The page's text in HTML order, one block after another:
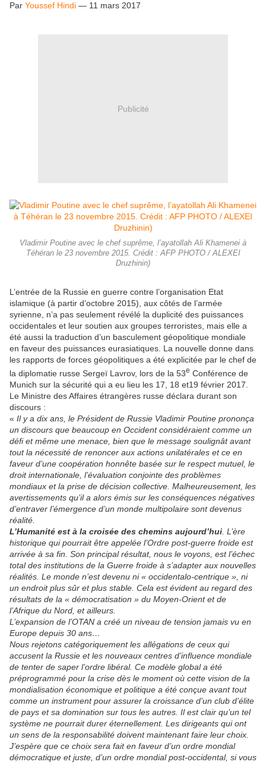
Par Youssef Hindi — 11 mars 2017
Publicité
Vladimir Poutine avec le chef suprême, l’ayatollah Ali Khamenei à
Téhéran le 23 novembre 2015. Crédit : AFP PHOTO / ALEXEI
Druzhinin)
L’entrée de la Russie en guerre contre l’organisation Etat
islamique (à partir d’octobre 2015), aux côtés de l’armée
syrienne, n’a pas seulement révélé la duplicité des puissances
occidentales et leur soutien aux groupes terroristes, mais elle a
été aussi la traduction d’un basculement géopolitique mondiale
en faveur des puissances eurasiatiques. La nouvelle donne dans
les rapports de forces géopolitiques a été explicitée par le chef de
la diplomatie russe Sergeï Lavrov, lors de la 53e Conférence de
Munich sur la sécurité qui a eu lieu les 17, 18 et19 février 2017.
Le Ministre des Affaires étrangères russe déclara durant son
discours :
« Il y a dix ans, le Président de Russie Vladimir Poutine prononça
un discours que beaucoup en Occident considéraient comme un
défi et même une menace, bien que le message soulignât avant
tout la nécessité de renoncer aux actions unilatérales et ce en
faveur d’une coopération honnête basée sur le respect mutuel, le
droit internationale, l’évaluation conjointe des problèmes
mondiaux et la prise de décision collective. Malheureusement, les
avertissements qu’il a alors émis sur les conséquences négatives
d’entraver l’émergence d’un monde multipolaire sont devenus
réalité.
L’Humanité est à la croisée des chemins aujourd’hui . L’ère
historique qui pourrait être appelée l’Ordre post-guerre froide est
arrivée à sa fin. Son principal résultat, nous le voyons, est l’échec
total des institutions de la Guerre froide à s’adapter aux nouvelles
réalités. Le monde n’est devenu ni « occidentalo-centrique », ni
un endroit plus sûr et plus stable. Cela est évident au regard des
résultats de la « démocratisation » du Moyen-Orient et de
l’Afrique du Nord, et ailleurs.
L’expansion de l’OTAN a créé un niveau de tension jamais vu en
Europe depuis 30 ans…
Nous rejetons catégoriquement les allégations de ceux qui
accusent la Russie et les nouveaux centres d’influence mondiale
de tenter de saper l’ordre libéral. Ce modèle global a été
préprogrammé pour la crise dès le moment où cette vision de la
mondialisation économique et politique a été conçue avant tout
comme un instrument pour assurer la croissance d’un club d’élite
de pays et sa domination sur tous les autres. Il est clair qu’un tel
système ne pourrait durer éternellement. Les dirigeants qui ont
un sens de la responsabilité doivent maintenant faire leur choix.
J’espère que ce choix sera fait en faveur d’un ordre mondial
démocratique et juste, d’un ordre mondial post-occidental, si vous